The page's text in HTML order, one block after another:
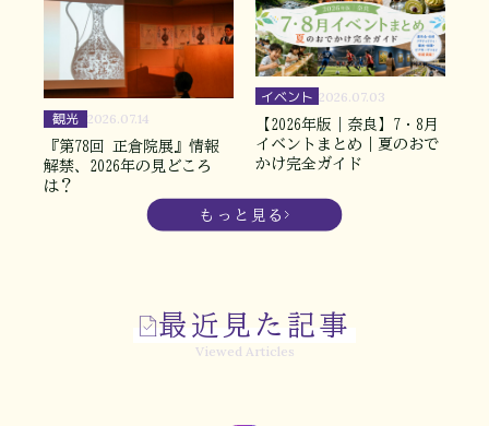
観光 2026.07.14
『第78回 正倉院展』情報
解禁、2026年の見どころ
は？
イベント 2026.07.03
【2026年版｜奈良】7・8月
イベントまとめ｜夏のおで
かけ完全ガイド
もっと見る
最近見た記事
Viewed Articles